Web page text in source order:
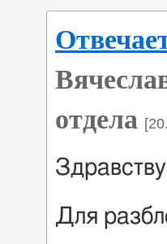
отдела
Для